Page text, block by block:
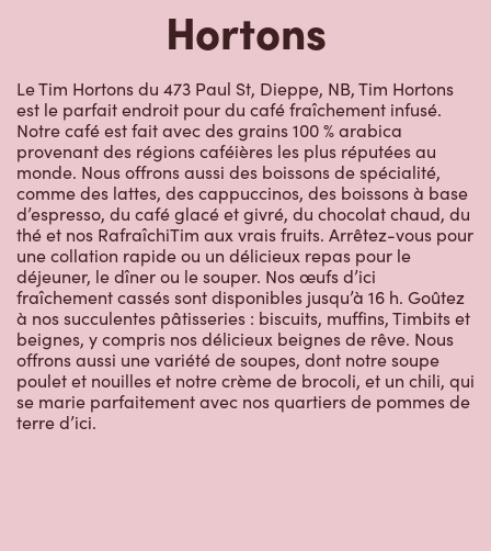
Hortons
Le Tim Hortons du 473 Paul St, Dieppe, NB, Tim Hortons
est le parfait endroit pour du café fraîchement infusé.
Notre café est fait avec des grains 100 % arabica
provenant des régions caféières les plus réputées au
monde. Nous offrons aussi des boissons de spécialité,
comme des lattes, des cappuccinos, des boissons à base
d’espresso, du café glacé et givré, du chocolat chaud, du
thé et nos RafraîchiTim aux vrais fruits. Arrêtez-vous pour
une collation rapide ou un délicieux repas pour le
déjeuner, le dîner ou le souper. Nos œufs d’ici
fraîchement cassés sont disponibles jusqu’à 16 h. Goûtez
à nos succulentes pâtisseries : biscuits, muffins, Timbits et
beignes, y compris nos délicieux beignes de rêve. Nous
offrons aussi une variété de soupes, dont notre soupe
poulet et nouilles et notre crème de brocoli, et un chili, qui
se marie parfaitement avec nos quartiers de pommes de
terre d’ici.